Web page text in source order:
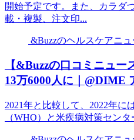
開始予定です。また、カラダ
載・複製、注文印...
&Buzzのヘルスケアニュ
【&Buzzの口コミニュ
13万6000人に｜@DIME
2021年と比較して、2022年
（WHO）と米疾病対策センタ